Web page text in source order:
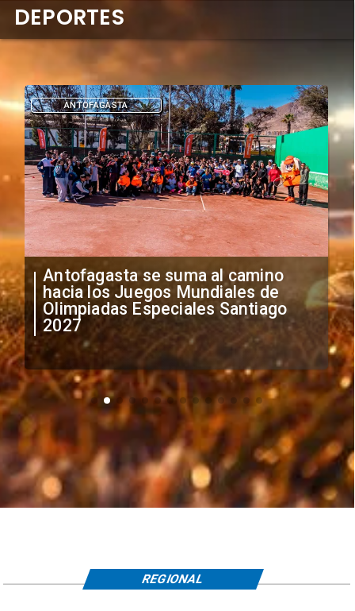
Antofagasta se suma al camino
hacia los Juegos Mundiales de
Olimpiadas Especiales Santiago
2027
ANTOFAGASTA
DEPORTES
REGIONAL